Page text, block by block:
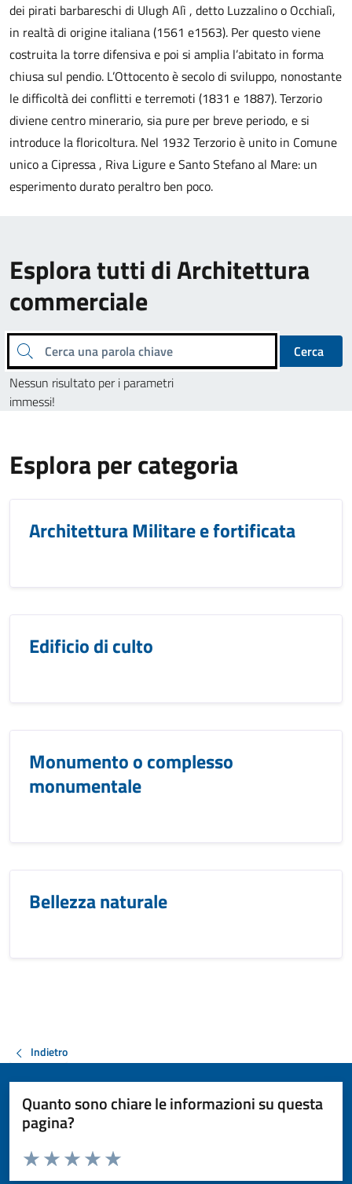
dei pirati barbareschi di Ulugh Alì , detto Luzzalino o Occhialì,
in realtà di origine italiana (1561 e1563). Per questo viene
costruita la torre difensiva e poi si amplia l’abitato in forma
chiusa sul pendio. L’Ottocento è secolo di sviluppo, nonostante
le difficoltà dei conflitti e terremoti (1831 e 1887). Terzorio
diviene centro minerario, sia pure per breve periodo, e si
introduce la floricoltura. Nel 1932 Terzorio è unito in Comune
unico a Cipressa , Riva Ligure e Santo Stefano al Mare: un
esperimento durato peraltro ben poco.
Esplora tutti di Architettura
commerciale
Cerca una parola chiave
Cerca
Nessun risultato per i parametri
immessi!
Esplora per categoria
Architettura Militare e fortificata
Edificio di culto
Monumento o complesso
monumentale
Bellezza naturale
Indietro
Quanto sono chiare le informazioni su questa
pagina?
Valuta da 1 a 5 stelle la pagina
Valuta 5 stelle su 5
Valuta 4 stelle su 5
Valuta 3 stelle su 5
Valuta 2 stelle su 5
Valuta 1 stelle su 5